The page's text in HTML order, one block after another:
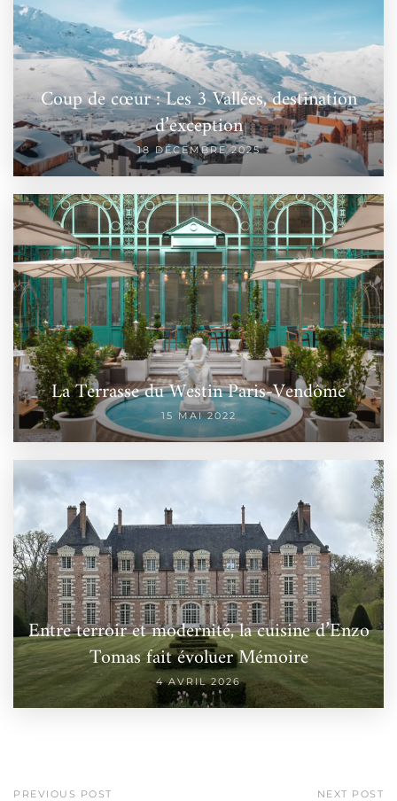
Coup de cœur : Les 3 Vallées, destination
d’exception
18 DÉCEMBRE 2025
La Terrasse du Westin Paris-Vendôme
15 MAI 2022
Entre terroir et modernité, la cuisine d’Enzo
Tomas fait évoluer Mémoire
4 AVRIL 2026
PREVIOUS POST NEXT POST